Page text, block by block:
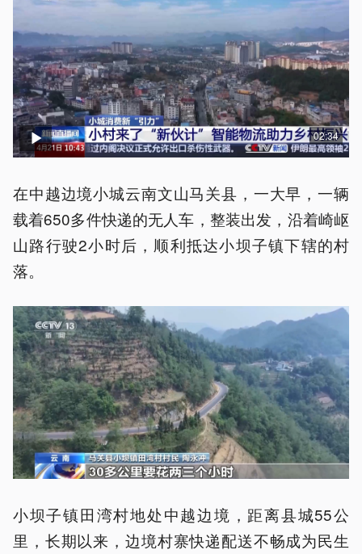
02:34
在中越边境小城云南文山马关县，一大早，一辆
载着650多件快递的无人车，整装出发，沿着崎岖
山路行驶2小时后，顺利抵达小坝子镇下辖的村
落。
小坝子镇田湾村地处中越边境，距离县城55公
里，长期以来，边境村寨快递配送不畅成为民生